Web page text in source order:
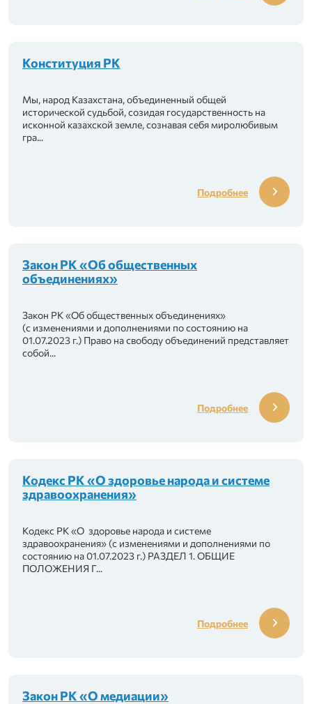
здравоохранения «DENSAULYQ»
союз «KELESHEK»
здравоохранения «Almaty-QM»
и работников в сфере спорта
Конституция РК
Мы, народ Казахстана, объединенный общей
исторической судьбой, созидая государственность на
исконной казахской земле, сознавая себя миролюбивым
гра...
Подробнее
Закон РК «Об общественных
объединениях»
Закон РК «Об общественных объединениях»
(с изменениями и дополнениями по состоянию на
01.07.2023 г.) Право на свободу объединений представляет
собой...
Подробнее
Кодекс РК «О здоровье народа и системе
здравоохранения»
Кодекс РК «О здоровье народа и системе
здравоохранения» (с изменениями и дополнениями по
состоянию на 01.07.2023 г.) РАЗДЕЛ 1. ОБЩИЕ
ПОЛОЖЕНИЯ Г...
Подробнее
Закон РК «О медиации»